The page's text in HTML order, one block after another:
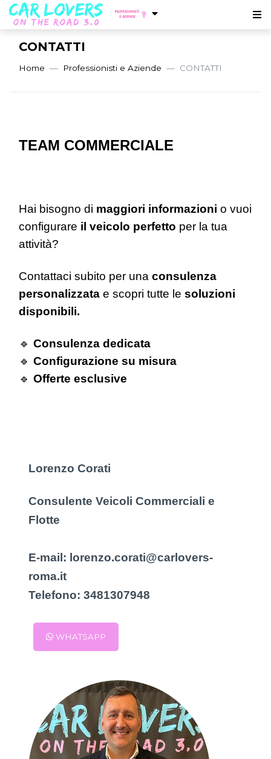
CONTATTI
Home Professionisti e Aziende CONTATTI
TEAM COMMERCIALE
Hai bisogno di maggiori informazioni o vuoi
configurare il veicolo perfetto per la tua
attività?
Contattaci subito per una consulenza
personalizzata e scopri tutte le soluzioni
disponibili.
🔹 Consulenza dedicata
🔹 Configurazione su misura
🔹 Offerte esclusive
Lorenzo Corati
Consulente Veicoli Commerciali e
Flotte
E-mail: lorenzo.corati@carlovers-
roma.it
Telefono: 3481307948
WHATSAPP